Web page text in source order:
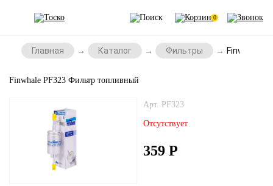
0
Главная Каталог Фильтры Finwhale
Finwhale PF323 Фильтр топливный
Арт. PF323
Отсутствует
359 Р